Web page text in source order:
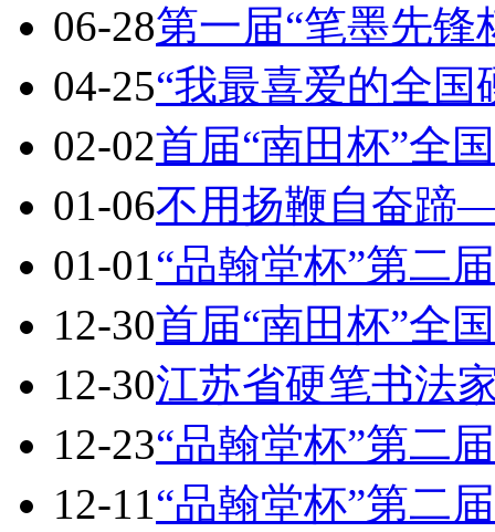
06-28第一届“笔墨先
04-25“我最喜爱的全
02-02首届“南田杯”全
01-06不用扬鞭自奋
01-01“品翰堂杯”第二
12-30首届“南田杯”全
12-30江苏省硬笔书法
12-23“品翰堂杯”第二
12-11“品翰堂杯”第二